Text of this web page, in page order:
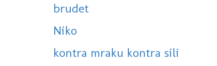
brudet
Niko
kontra mraku kontra sili